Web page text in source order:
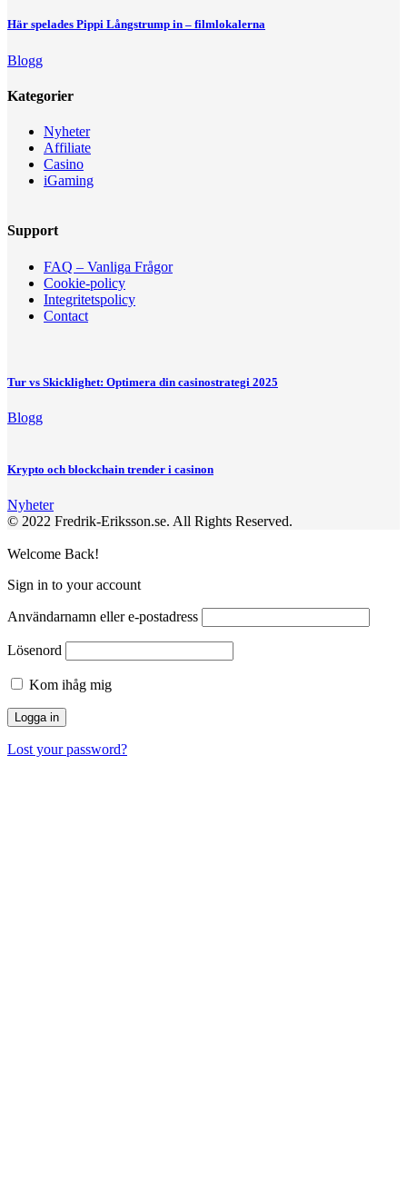
Här spelades Pippi Långstrump in – filmlokalerna
Blogg
Kategorier
Nyheter
Affiliate
Casino
iGaming
Support
FAQ – Vanliga Frågor
Cookie-policy
Integritetspolicy
Contact
Tur vs Skicklighet: Optimera din casinostrategi 2025
Blogg
Krypto och blockchain trender i casinon
Nyheter
© 2022 Fredrik-Eriksson.se. All Rights Reserved.
Welcome Back!
Sign in to your account
Användarnamn eller e-postadress
Lösenord
Kom ihåg mig
Lost your password?